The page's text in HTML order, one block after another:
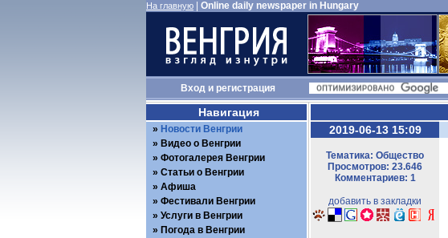
На главную Online daily newspaper in Hungary
Входи регистрация
2019-06-13 15:09
Тематика: Общество
Просмотров: 23.646
Комментариев: 1
добавить в закладки
Навигация
Новости Венгрии
Видео о Венгрии
Фотогалерея Венгрии
Статьи о Венгрии
Афиша
Фестивали Венгрии
Услуги в Венгрии
Погода в Венгрии